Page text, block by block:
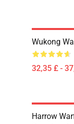
Wukong
32,35 £ -
Harrow